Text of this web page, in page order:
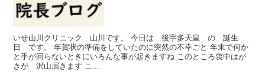
いせ山川クリニック 山川です。 今日は 後宇多天皇 の 誕生
日 です。 年賀状の準備をしていたのに突然の不幸ごと 年末で何か
と手が回らないときにいろんな事が起きますね このところ喪中はが
きが 沢山届きます こ...